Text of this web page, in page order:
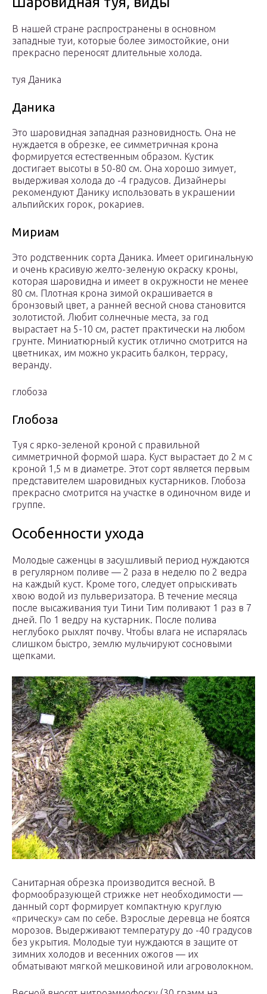
В нашей стране распространены в основном
западные туи, которые более зимостойкие, они
прекрасно переносят длительные холода.
туя Даника
Даника
Это шаровидная западная разновидность. Она не
нуждается в обрезке, ее симметричная крона
формируется естественным образом. Кустик
достигает высоты в 50-80 см. Она хорошо зимует,
выдерживая холода до -4 градусов. Дизайнеры
рекомендуют Данику использовать в украшении
альпийских горок, рокариев.
Мириам
Это родственник сорта Даника. Имеет оригинальную
и очень красивую желто-зеленую окраску кроны,
которая шаровидна и имеет в окружности не менее
80 см. Плотная крона зимой окрашивается в
бронзовый цвет, а ранней весной снова становится
золотистой. Любит солнечные места, за год
вырастает на 5-10 см, растет практически на любом
грунте. Миниатюрный кустик отлично смотрится на
цветниках, им можно украсить балкон, террасу,
веранду.
глобоза
Глобоза
Туя с ярко-зеленой кроной с правильной
симметричной формой шара. Куст вырастает до 2 м с
кроной 1,5 м в диаметре. Этот сорт является первым
представителем шаровидных кустарников. Глобоза
прекрасно смотрится на участке в одиночном виде и
группе.
Особенности ухода
Молодые саженцы в засушливый период нуждаются
в регулярном поливе — 2 раза в неделю по 2 ведра
на каждый куст. Кроме того, следует опрыскивать
хвою водой из пульверизатора. В течение месяца
после высаживания туи Тини Тим поливают 1 раз в 7
дней. По 1 ведру на кустарник. После полива
неглубоко рыхлят почву. Чтобы влага не испарялась
слишком быстро, землю мульчируют сосновыми
щепками.
Санитарная обрезка производится весной. В
формообразующей стрижке нет необходимости —
данный сорт формирует компактную круглую
«прическу» сам по себе. Взрослые деревца не боятся
морозов. Выдерживают температуру до -40 градусов
без укрытия. Молодые туи нуждаются в защите от
зимних холодов и весенних ожогов — их
обматывают мягкой мешковиной или агроволокном.